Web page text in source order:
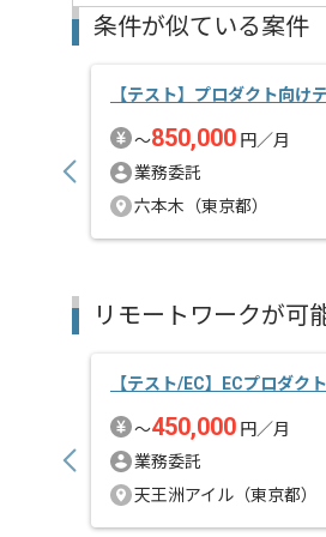
条件が似ている案件
【テスト】プロダクト向け
〜850,000 円／月
業務委託
六本木（東京都）
リモートワークが可
【テスト/EC】ECプロダク
〜450,000 円／月
業務委託
天王洲アイル（東京都）